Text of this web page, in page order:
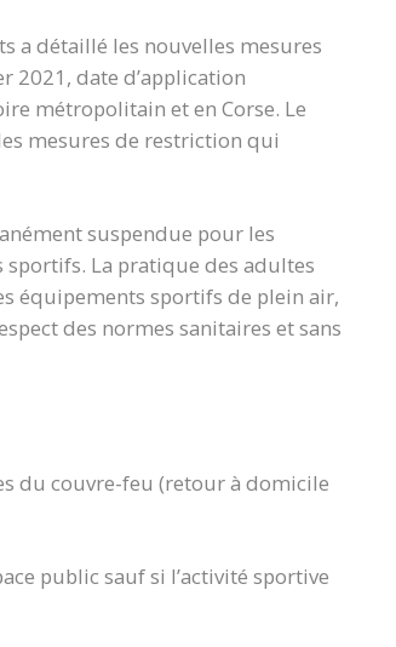
a détaillé les nouvelles mesures
2021, date d’application
métropolitain et en Corse. Le
mesures de restriction qui
suspendue pour les
sportifs. La pratique des adultes
équipements sportifs de plein air,
des normes sanitaires et sans
du couvre-feu (retour à domicile
public sauf si l’activité sportive